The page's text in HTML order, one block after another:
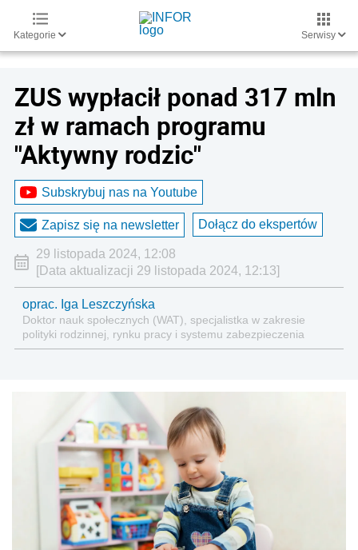
Kategorie Serwisy
ZUS wypłacił ponad 317 mln
zł w ramach programu
"Aktywny rodzic"
Subskrybuj nas na Youtube
Zapisz się na newsletter Dołącz do ekspertów
29 listopada 2024, 12:08
[Data aktualizacji 29 listopada 2024, 12:13]
oprac. Iga Leszczyńska
Doktor nauk społecznych (WAT), specjalistka w zakresie
polityki rodzinnej, rynku pracy i systemu zabezpieczenia
społecznego.